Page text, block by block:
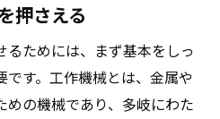
を把握する
効果を比較
用した選び方
よる利点と注意点
押さえる
ためには、まず基本をしっ
す。工作機械とは、金属や
の機械であり、多岐にわた